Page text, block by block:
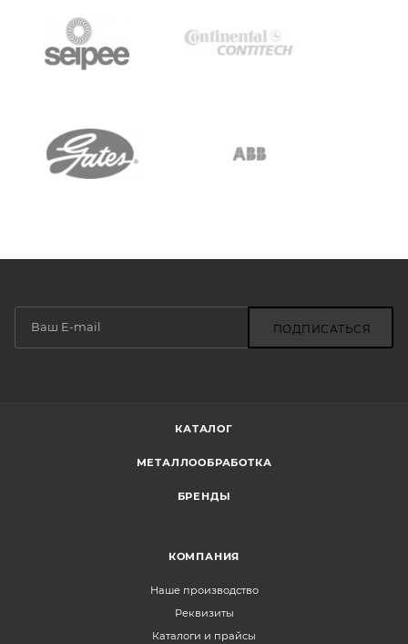
ПОДПИСАТЬСЯ
КАТАЛОГ
МЕТАЛЛООБРАБОТКА
БРЕНДЫ
КОМПАНИЯ
Наше производство
Реквизиты
Каталоги и прайсы